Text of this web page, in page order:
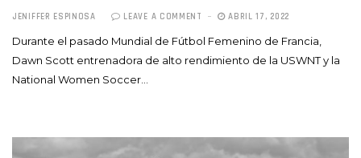
JENIFFER ESPINOSA LEAVE A COMMENT ABRIL 17, 2022
Durante el pasado Mundial de Fútbol Femenino de Francia,
Dawn Scott entrenadora de alto rendimiento de la USWNT y la
National Women Soccer…